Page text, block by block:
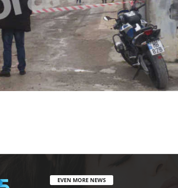
EVEN MORE NEWS